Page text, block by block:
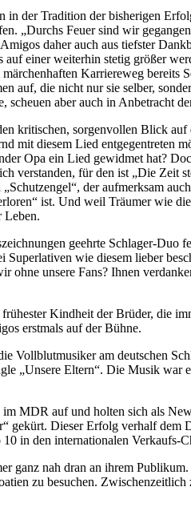
in der Tradition der bisherigen
„Durchs Feuer sind wir
daher auch aus tiefster
auf einer weiterhin stetig größer
Karriereweg bereits
auf, die nicht nur sie selber,
scheuen aber auch in Anbetracht
kritischen, sorgenvollen Blick
mit diesem Lied entgegentreten
Opa ein Lied gewidmet hat?
verstanden, für den ist „Die
der aufmerksam
ist. Und weil Träumer wie
Leben.
geehrte Schlager-Duo
wie diesem lieber
ohne unsere Fans? Ihnen
Kindheit der Brüder, die
erstmals auf der Bühne.
Vollblutmusiker am deutschen
„Unsere Eltern“. Die Musik
MDR auf und holten sich als
gekürt. Dieser Erfolg verhalf
in den internationalen
nah dran an ihrem
zu besuchen.